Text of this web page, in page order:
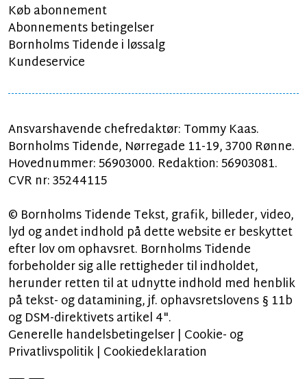
Køb abonnement
Abonnements betingelser
Bornholms Tidende i løssalg
Kundeservice
Ansvarshavende chefredaktør: Tommy Kaas.
Bornholms Tidende, Nørregade 11-19, 3700 Rønne.
Hovednummer: 56903000. Redaktion: 56903081.
CVR nr: 35244115
© Bornholms Tidende Tekst, grafik, billeder, video,
lyd og andet indhold på dette website er beskyttet
efter lov om ophavsret. Bornholms Tidende
forbeholder sig alle rettigheder til indholdet,
herunder retten til at udnytte indhold med henblik
på tekst- og datamining, jf. ophavsretslovens § 11b
og DSM-direktivets artikel 4".
Generelle handelsbetingelser| Cookie- og
Privatlivspolitik| Cookiedeklaration